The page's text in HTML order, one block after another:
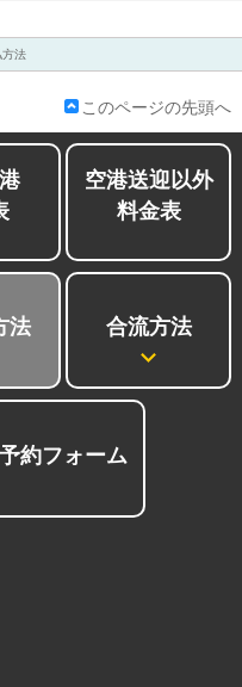
方法
このページの先頭へ
空港送迎以外
料金表
法 合流方法
予約フォーム